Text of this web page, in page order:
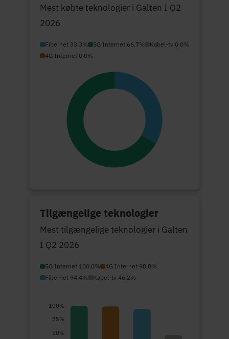
Mest købte teknologier i Galten I Q2
2026
Fibernet 33.3% 5G Internet 66.7%
Kabel-tv 0.0%
4G Internet 0.0%
Tilgængelige teknologier
Mest tilgængelige teknologier i Galten
I Q2 2026
5G Internet 100.0%
4G Internet 98.8%
Fibernet 94.4%
Kabel-tv 46.2%
100%
75%
50%